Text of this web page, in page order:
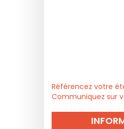
Référencez votre
Communiquez sur